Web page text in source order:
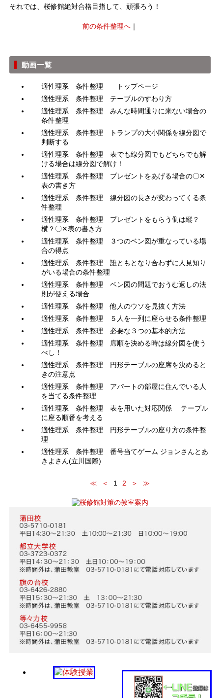
それでは、桜修館絶対合格目指して、頑張ろう！
前の条件整理へ｜
動画一覧
適性理系 条件整理 トップページ
適性理系 条件整理 テーブルのすわり方
適性理系 条件整理 みんな時間通りに来ない場合の
条件整理
適性理系 条件整理 トランプの大小関係を線分図で
判断する
適性理系 条件整理 表でも線分図でもどちらでも解
ける場合は線分図で解け！
適性理系 条件整理 プレゼントをあげる場合の〇✕
表の書き方
適性理系 条件整理 線分図の長さが変わってくる条
件整理
適性理系 条件整理 プレゼントをもらう側は縦？
横？〇✕表の書き方
適性理系 条件整理 ３つのベン図が重なっている場
合の得点
適性理系 条件整理 誰ともとなり合わずに人見知り
がいる場合の条件整理
適性理系 条件整理 ベン図の問題でおうむ返しの法
則が使える場合
適性理系 条件整理 他人のウソを見抜く方法
適性理系 条件整理 ５人を一列に座らせる条件整理
適性理系 条件整理 必要な３つの基本的方法
適性理系 条件整理 席順を決める時は線分図を使う
べし！
適性理系 条件整理 円形テーブルの座席を決めると
きの注意点
適性理系 条件整理 アパートの部屋に住んでいる人
を当てる条件整理
適性理系 条件整理 表を用いた対応関係 テーブル
に座る順番を考える
適性理系 条件整理 円形テーブルの座り方の条件整
理
適性理系 条件整理 番号当てゲーム ジョンさんとあ
きよさん(立川国際)
≪ ＜ 1 2 ＞ ≫